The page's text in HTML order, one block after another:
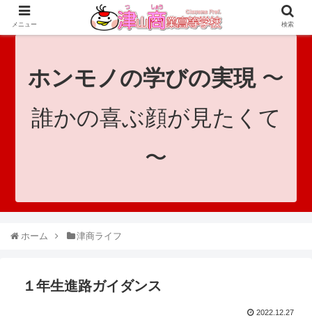
since 1921｜地域と共に未来へつなげ！｜Tsuyama Commercial High School
ホンモノの学びの実現〜
誰かの喜ぶ顔が見たくて
〜
ホーム 津商ライフ
１年生進路ガイダンス
2022.12.27
メニュー 検索